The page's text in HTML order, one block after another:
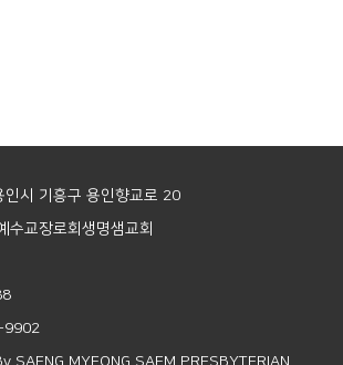
인시 기흥구 용인향교로 20
교장로회생명샘교회
9902